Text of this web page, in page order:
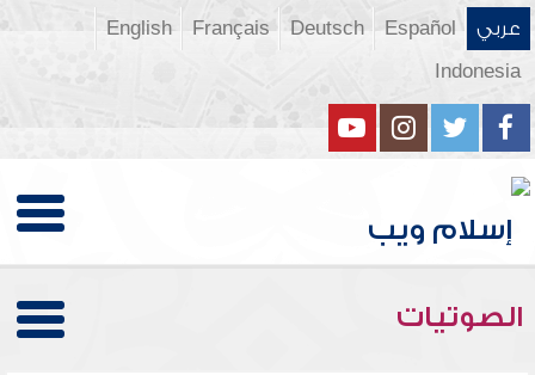
عربي Español
Deutsch
Français
English
Indonesia
الصوتيات